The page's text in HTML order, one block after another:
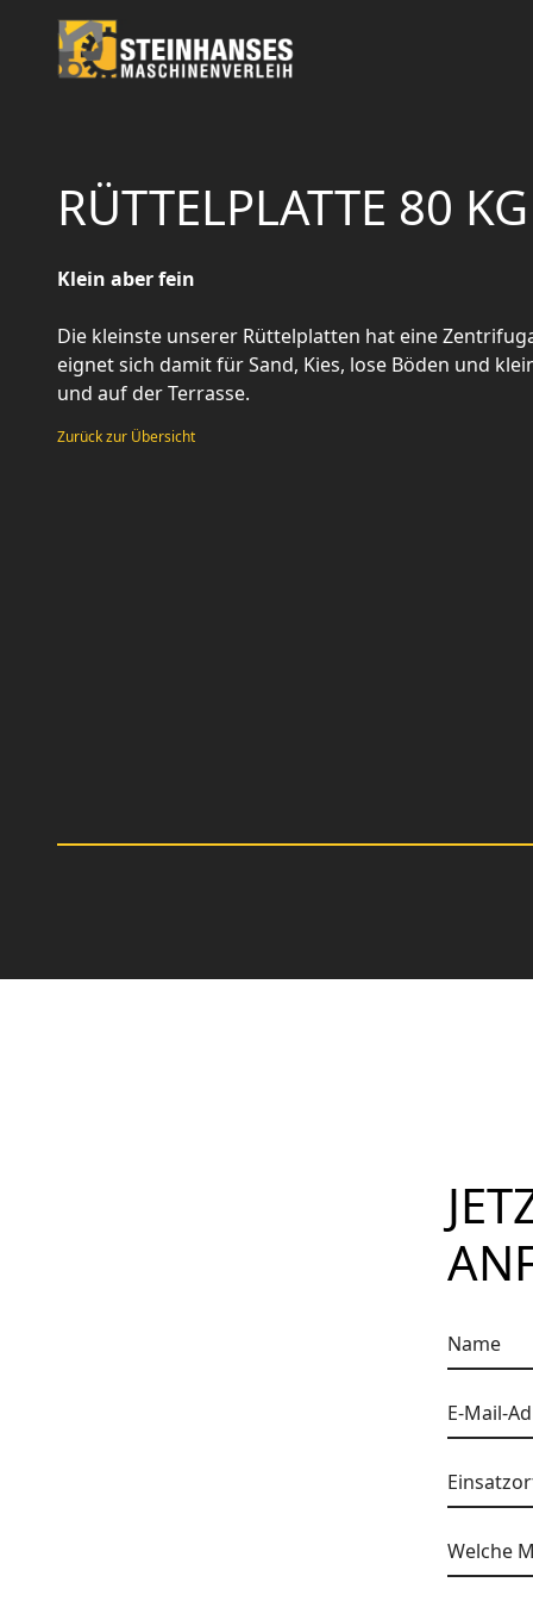
RÜTTELPLATTE 80 KG
Klein aber fein
Die kleinste unserer Rüttelplatten hat eine
eignet sich damit für Sand, Kies, lose Böden und
und auf der Terrasse.
Zurück zur Übersicht